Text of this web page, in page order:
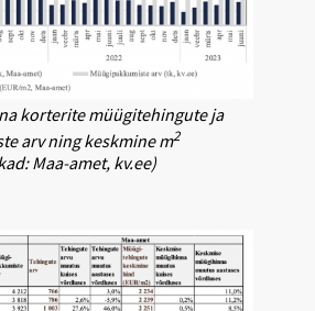
korterite müügitehingute ja
arv ning keskmine m2
Maa-amet, kv.ee)